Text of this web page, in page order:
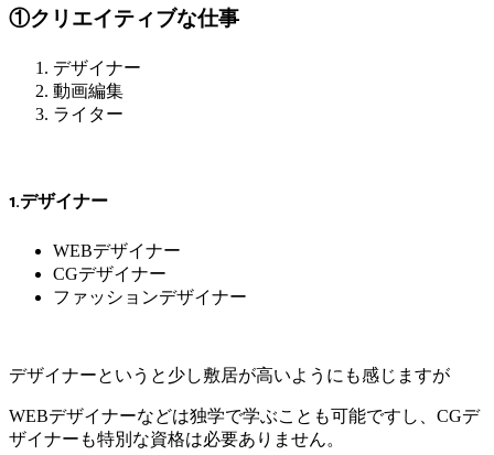
①クリエイティブな仕事
デザイナー
動画編集
ライター
1.デザイナー
WEBデザイナー
CGデザイナー
ファッションデザイナー
デザイナーというと少し敷居が高いようにも感じますが
WEBデザイナーなどは独学で学ぶことも可能ですし、CGデ
ザイナーも特別な資格は必要ありません。